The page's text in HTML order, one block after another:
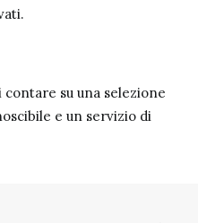
su una selezione
e un servizio di